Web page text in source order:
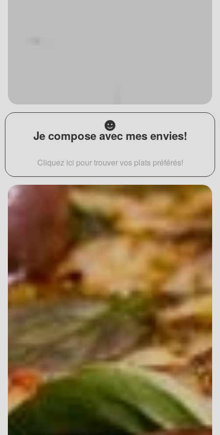
Je compose avec mes envies!
Cliquez ici pour trouver vos plats préférés!